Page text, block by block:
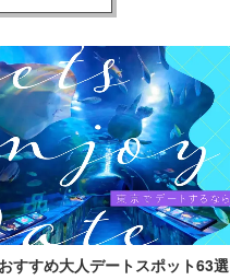
おすすめ大人デートスポット63選